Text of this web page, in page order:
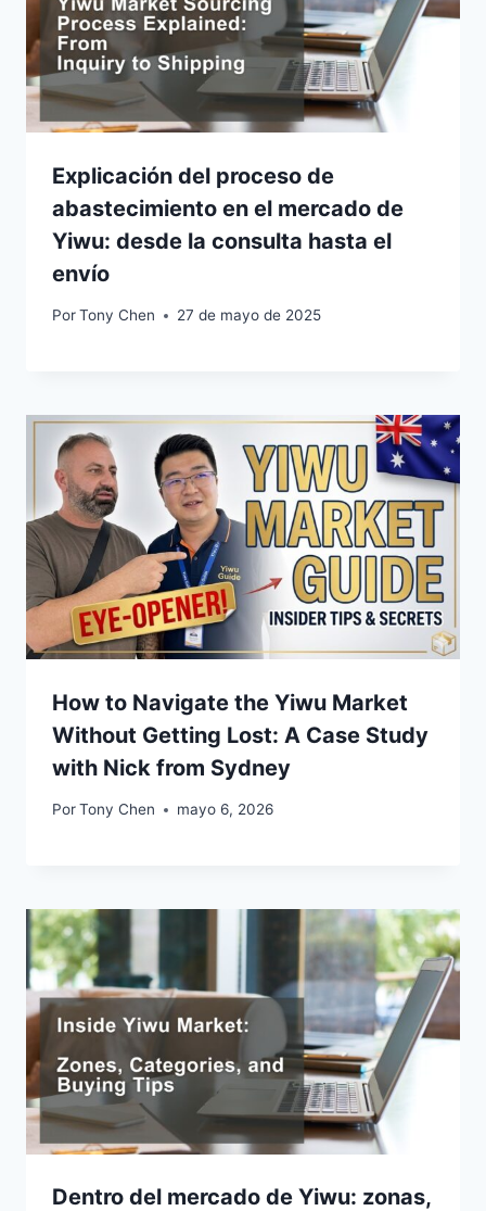
Explicación del proceso de
abastecimiento en el mercado de
Yiwu: desde la consulta hasta el
envío
PorTony Chen 27 de mayo de 2025
How to Navigate the Yiwu Market
Without Getting Lost: A Case Study
with Nick from Sydney
PorTony Chen mayo 6, 2026
Dentro del mercado de Yiwu: zonas,